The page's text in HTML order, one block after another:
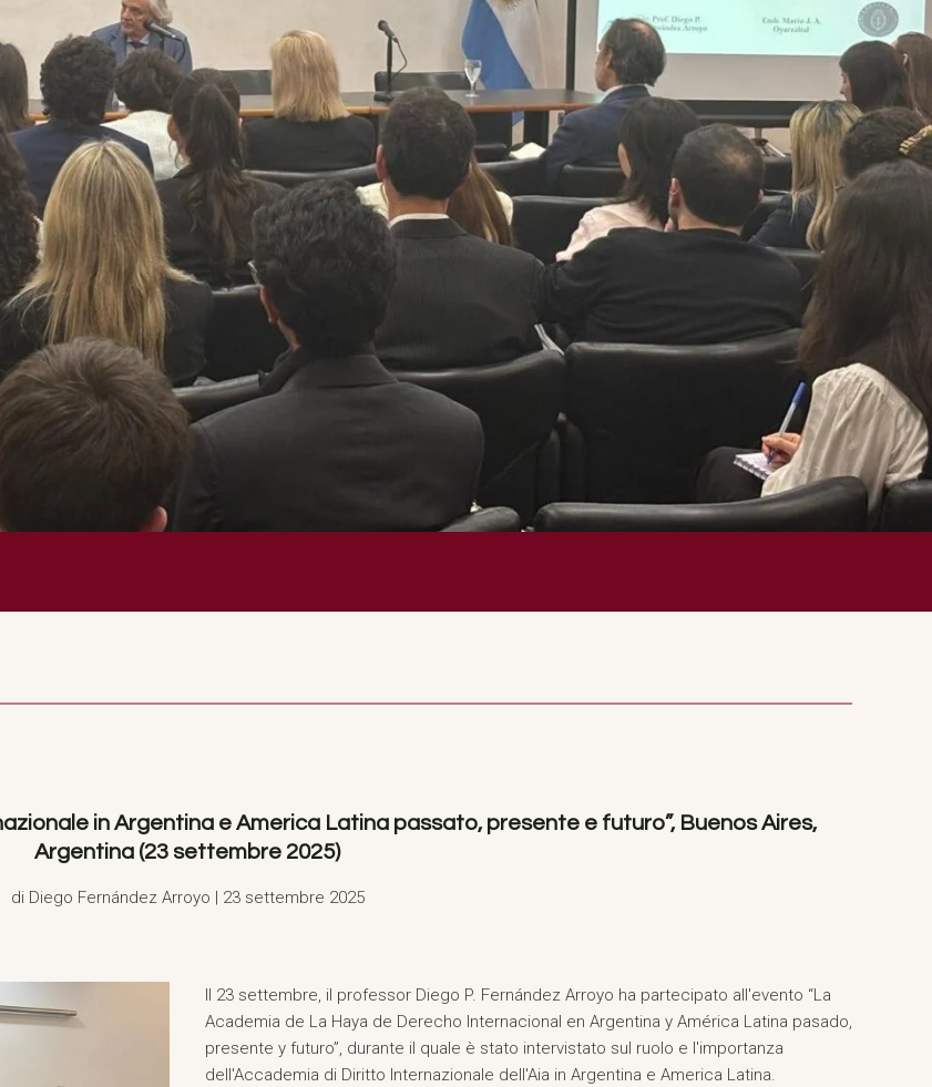
in Argentina e America Latina passato, presente e futuro”, Buenos Aires,
Argentina (23 settembre 2025)
di Diego Fernández Arroyo | 23 settembre 2025
Il 23 settembre, il professor Diego P. Fernández Arroyo ha partecipato all'evento “La
Academia de La Haya de Derecho Internacional en Argentina y América Latina pasado,
presente y futuro”, durante il quale è stato intervistato sul ruolo e l'importanza
dell'Accademia di Diritto Internazionale dell'Aia in Argentina e America Latina.